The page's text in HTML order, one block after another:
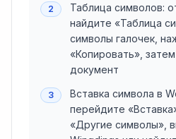
2
Таблица символов:
найдите «Таблица
символы галочек,
«Копировать»,
документ
3
Вставка символа в
перейдите
«Другие символы»,